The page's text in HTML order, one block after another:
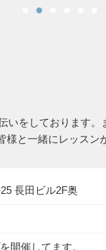
をしております
と一緒にレッスン
長田ビル2F奥
開催してます。